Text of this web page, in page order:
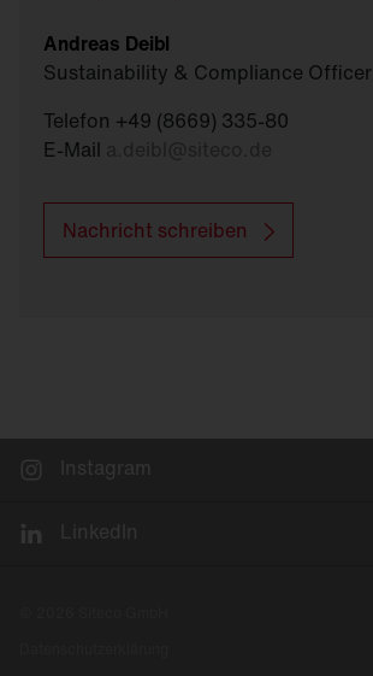
Andreas Deibl
Sustainability & Compliance Officer
Telefon +49 (8669) 335-80
E-Mail
Nachricht schreiben
Instagram
LinkedIn